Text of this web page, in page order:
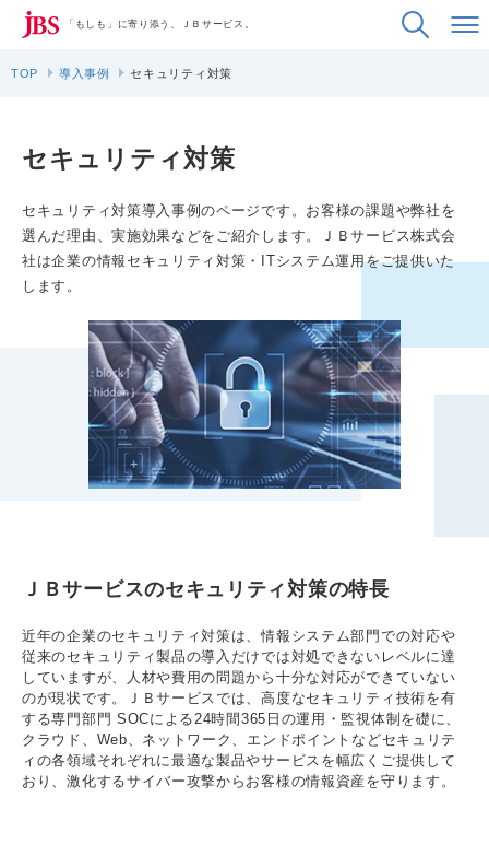
「もしも」に寄り添う、ＪＢサービス。
TOP 導入事例 セキュリティ対策
セキュリティ対策
セキュリティ対策導入事例のページです。お客様の課題や弊社を
選んだ理由、実施効果などをご紹介します。ＪＢサービス株式会
社は企業の情報セキュリティ対策・ITシステム運用をご提供いた
します。
ＪＢサービスのセキュリティ対策の特長
近年の企業のセキュリティ対策は、情報システム部門での対応や
従来のセキュリティ製品の導入だけでは対処できないレベルに達
していますが、人材や費用の問題から十分な対応ができていない
のが現状です。ＪＢサービスでは、高度なセキュリティ技術を有
する専門部門 SOCによる24時間365日の運用・監視体制を礎に、
クラウド、Web、ネットワーク、エンドポイントなどセキュリテ
ィの各領域それぞれに最適な製品やサービスを幅広くご提供して
おり、激化するサイバー攻撃からお客様の情報資産を守ります。